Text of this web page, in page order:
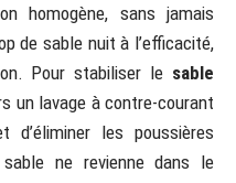
homogène, sans jamais
de sable nuit à l’efficacité,
Pour stabiliser le sable
un lavage à contre-courant
d’éliminer les poussières
ne revienne dans le